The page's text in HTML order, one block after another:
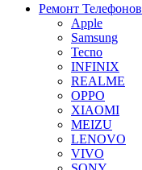
Ремонт Телефонов
Apple
Samsung
Tecno
INFINIX
REALME
OPPO
XIAOMI
MEIZU
LENOVO
VIVO